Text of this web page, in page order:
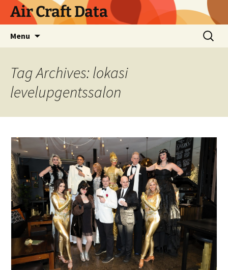
SkipAir Craft Data
Menu
Search
for:
Tag Archives: lokasi
levelupgentssalon